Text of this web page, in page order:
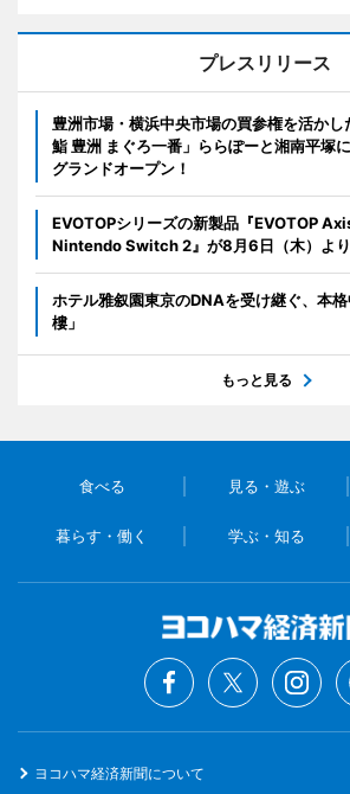
プレスリリース
豊洲市場・横浜中央市場の買参権を活か
鮨 豊洲 まぐろ一番」ららぽーと湘南平塚
グランドオープン！
EVOTOPシリーズの新製品『EVOTOP
Nintendo Switch 2』が8月6日（木）よ
ホテル雅叙園東京のDNAを受け継ぐ、本
樓」
もっと見る
食べる 見る・遊ぶ
暮らす・働く 学ぶ・知る
ヨコハマ経済新聞について